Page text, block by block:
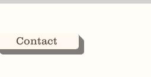
Contact